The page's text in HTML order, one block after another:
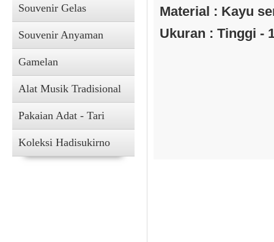
Souvenir Gelas
Souvenir Anyaman
Gamelan
Alat Musik Tradisional
Pakaian Adat - Tari
Koleksi Hadisukirno
Souvenir Kain
Material : Kayu
Ukuran : Tinggi -